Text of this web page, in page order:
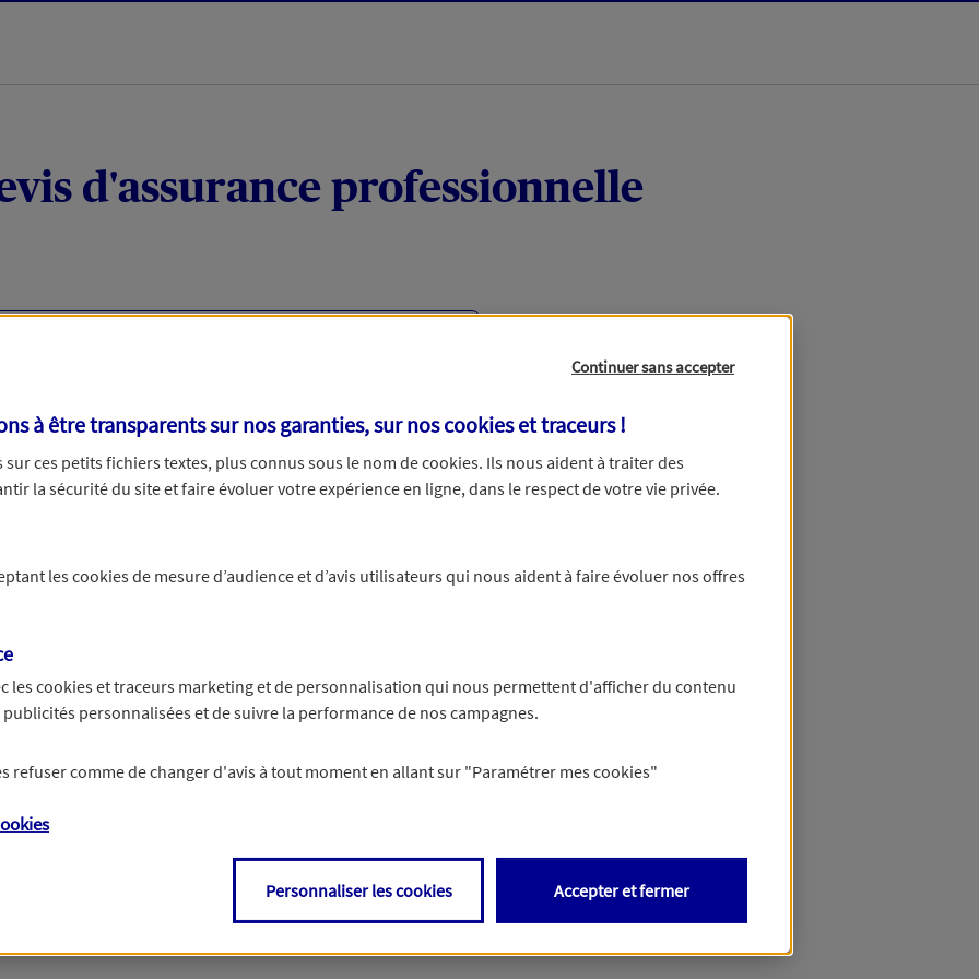
d'assurance professionnelle
fournisseur.
concernant votre entreprise. Un agent prendra le relai pour
adaptées à votre situation au meilleur prix
produits d'assurance professionnelle
Continuer sans accepter
à être transparents sur nos garanties, sur noscookies et traceurs!
ces petits fichiers textes, plus connus sous le nom decookies. Ils nous aident à traiter des
la sécurité du site et faire évoluer votre expérience en ligne, dans le respect de votre vie privée.
lescookiesde mesure d’audience et d’avis utilisateurs qui nous aident à faire évoluer nos offres
lescookies et traceurs marketing et de personnalisation qui nous permettent d'afficher du contenu
personnalisées et de suivre la performance de nos campagnes.
refuser comme de changer d'avis à tout moment en allant sur "Paramétrer mescookies"
Personnaliser les cookies Accepter et fermer